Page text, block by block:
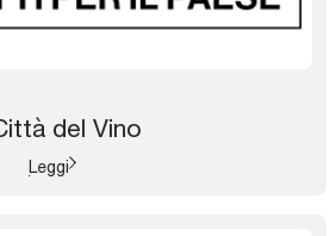
del Vino
Leggi